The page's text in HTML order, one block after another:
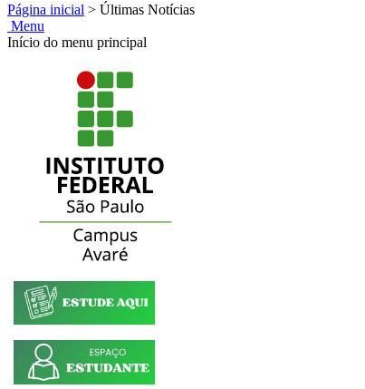
Página inicial > Últimas Notícias
Menu
Início do menu principal